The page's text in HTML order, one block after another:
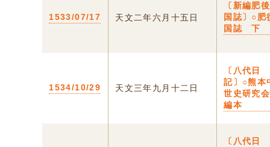
1533/07/17 天文二年六月十五日
〔新編肥後
国誌〕○肥
国誌 下
1534/10/29 天文三年九月十二日
〔八代日
記〕○熊本
世史研究会
編本
〔八代日